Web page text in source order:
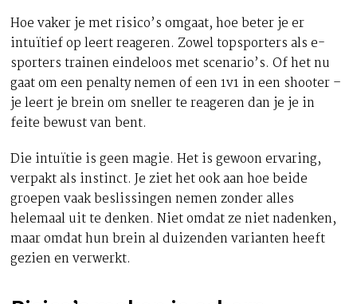
Hoe vaker je met risico’s omgaat, hoe beter je er
intuïtief op leert reageren. Zowel topsporters als e-
sporters trainen eindeloos met scenario’s. Of het nu
gaat om een penalty nemen of een 1v1 in een shooter –
je leert je brein om sneller te reageren dan je je in
feite bewust van bent.
Die intuïtie is geen magie. Het is gewoon ervaring,
verpakt als instinct. Je ziet het ook aan hoe beide
groepen vaak beslissingen nemen zonder alles
helemaal uit te denken. Niet omdat ze niet nadenken,
maar omdat hun brein al duizenden varianten heeft
gezien en verwerkt.